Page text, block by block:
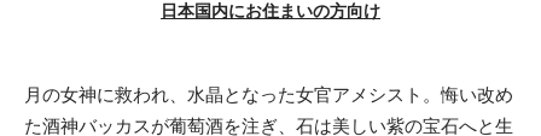
日本国内にお住まいの方向け
月の女神に救われ、水晶となった女官アメシスト。悔い改め
た酒神バッカスが葡萄酒を注ぎ、石は美しい紫の宝石へと生